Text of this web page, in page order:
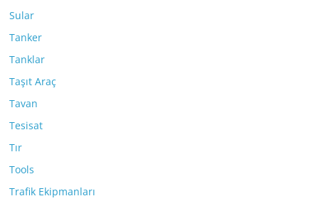
Sular
Tanker
Tanklar
Taşıt Araç
Tavan
Tesisat
Tır
Tools
Trafik Ekipmanları